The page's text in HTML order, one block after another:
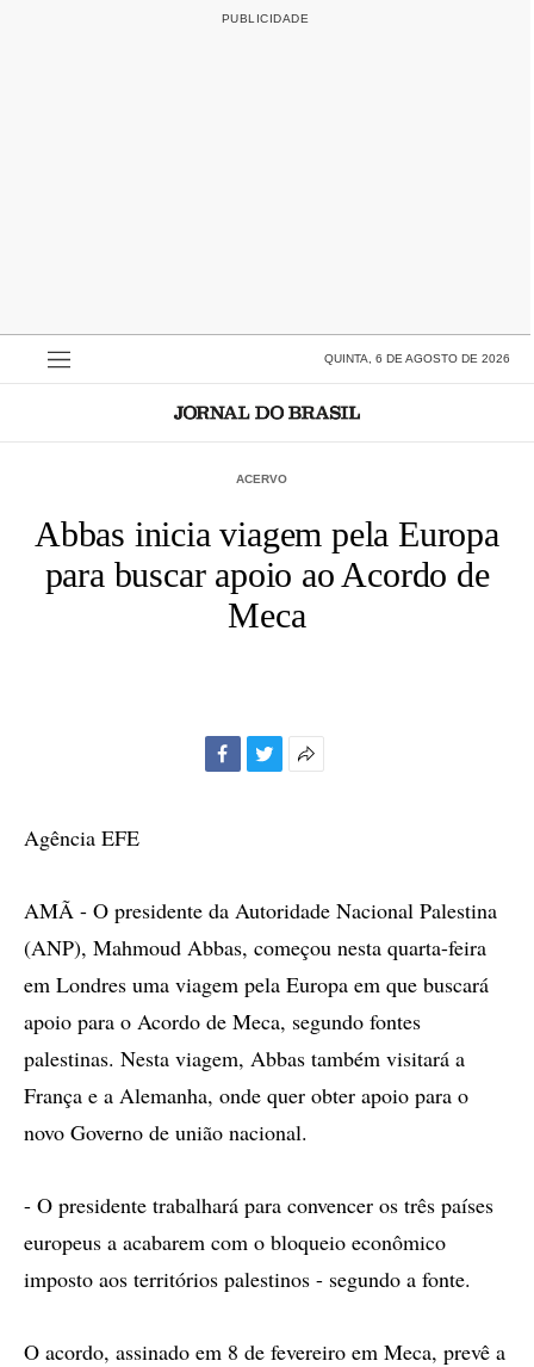
QUINTA, 6 DE AGOSTO DE 2026
ACERVO
Abbas inicia viagem pela Europa
para buscar apoio ao Acordo de
Meca
Agência EFE
AMÃ - O presidente da Autoridade Nacional Palestina
(ANP), Mahmoud Abbas, começou nesta quarta-feira
em Londres uma viagem pela Europa em que buscará
apoio para o Acordo de Meca, segundo fontes
palestinas. Nesta viagem, Abbas também visitará a
França e a Alemanha, onde quer obter apoio para o
novo Governo de união nacional.
- O presidente trabalhará para convencer os três países
europeus a acabarem com o bloqueio econômico
imposto aos territórios palestinos - segundo a fonte.
O acordo, assinado em 8 de fevereiro em Meca, prevê a